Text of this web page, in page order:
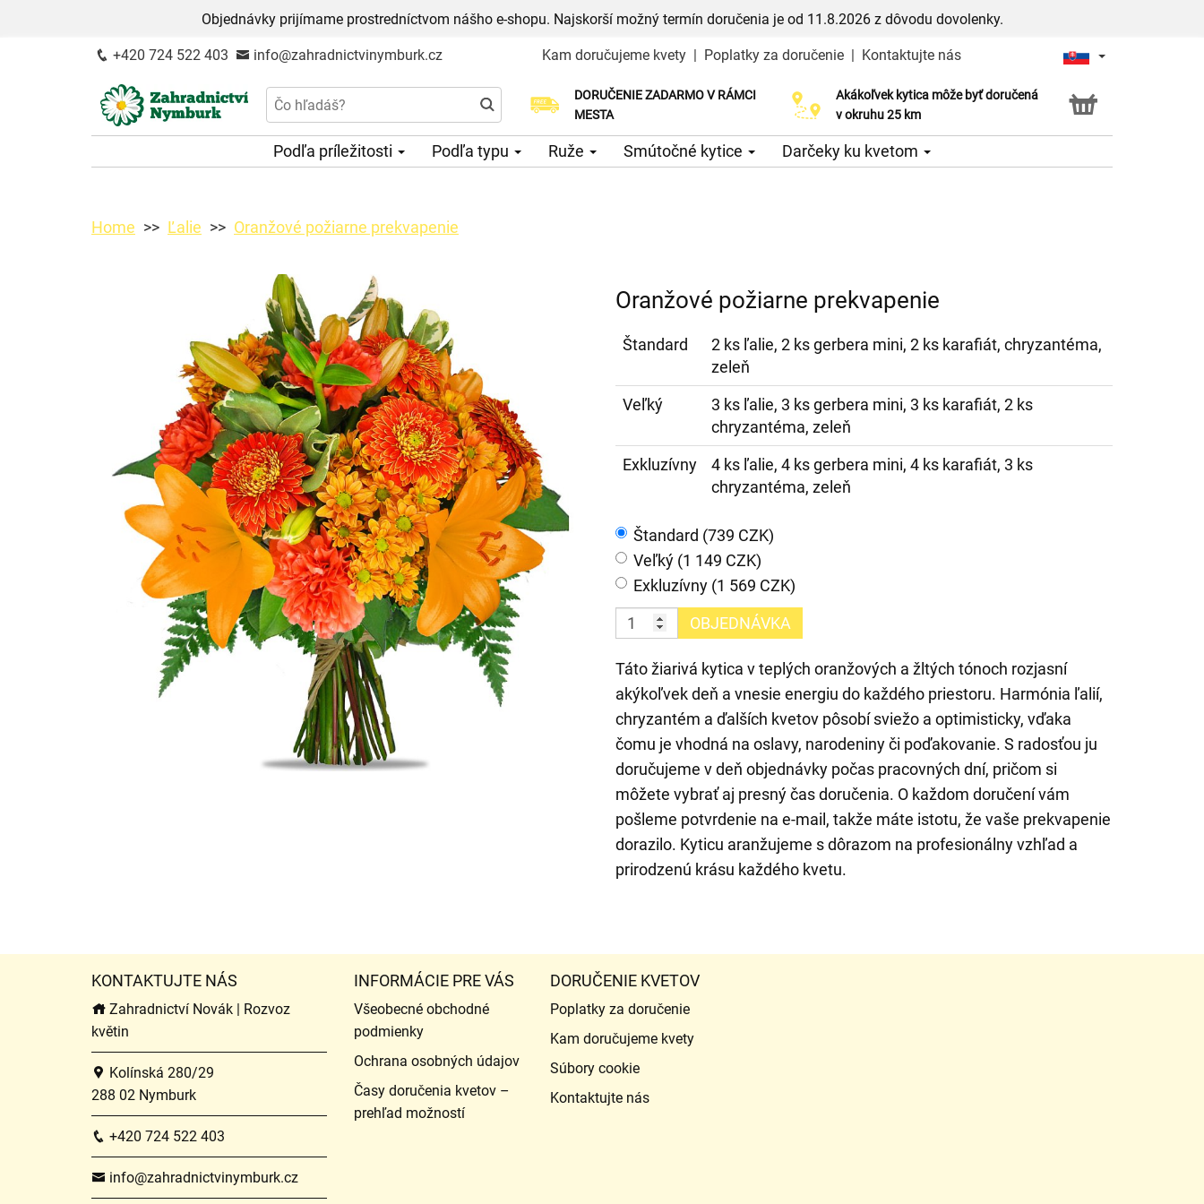
Objednávky prijímame prostredníctvom nášho e-shopu. Najskorší možný termín doručenia je od 11.8.2026 z dôvodu dovolenky.
+420 724 522 403 info@zahradnictvinymburk.cz Kam doručujeme kvety | Poplatky za doručenie | Kontaktujte nás
DORUČENIE ZADARMO V RÁMCI
MESTA
Akákoľvek kytica môže byť doručená
v okruhu 25 km
Služba Click & Collect
Podľa príležitosti Podľa typu Ruže Smútočné kytice Darčeky ku kvetom
Home Ľalie Oranžové požiarne prekvapenie
Oranžové požiarne prekvapenie
Štandard
2 ks ľalie, 2 ks gerbera mini, 2 ks karafiát, chryzantéma,
zeleň
Veľký
3 ks ľalie, 3 ks gerbera mini, 3 ks karafiát, 2 ks
chryzantéma, zeleň
Exkluzívny
4 ks ľalie, 4 ks gerbera mini, 4 ks karafiát, 3 ks
chryzantéma, zeleň
Štandard (739 CZK)
Veľký (1 149 CZK)
Exkluzívny (1 569 CZK)
OBJEDNÁVKA
Táto žiarivá kytica v teplých oranžových a žltých tónoch rozjasní
akýkoľvek deň a vnesie energiu do každého priestoru. Harmónia ľalií,
chryzantém a ďalších kvetov pôsobí sviežo a optimisticky, vďaka
čomu je vhodná na oslavy, narodeniny či poďakovanie. S radosťou ju
doručujeme v deň objednávky počas pracovných dní, pričom si
môžete vybrať aj presný čas doručenia. O každom doručení vám
pošleme potvrdenie na e-mail, takže máte istotu, že vaše prekvapenie
dorazilo. Kyticu aranžujeme s dôrazom na profesionálny vzhľad a
prirodzenú krásu každého kvetu.
KONTAKTUJTE NÁS
Zahradnictví Novák | Rozvoz
květin
Kolínská 280/29
288 02 Nymburk
+420 724 522 403
info@zahradnictvinymburk.cz
INFORMÁCIE PRE VÁS
Všeobecné obchodné
podmienky
Ochrana osobných údajov
Časy doručenia kvetov –
prehľad možností
DORUČENIE KVETOV
Poplatky za doručenie
Kam doručujeme kvety
Súbory cookie
Kontaktujte nás